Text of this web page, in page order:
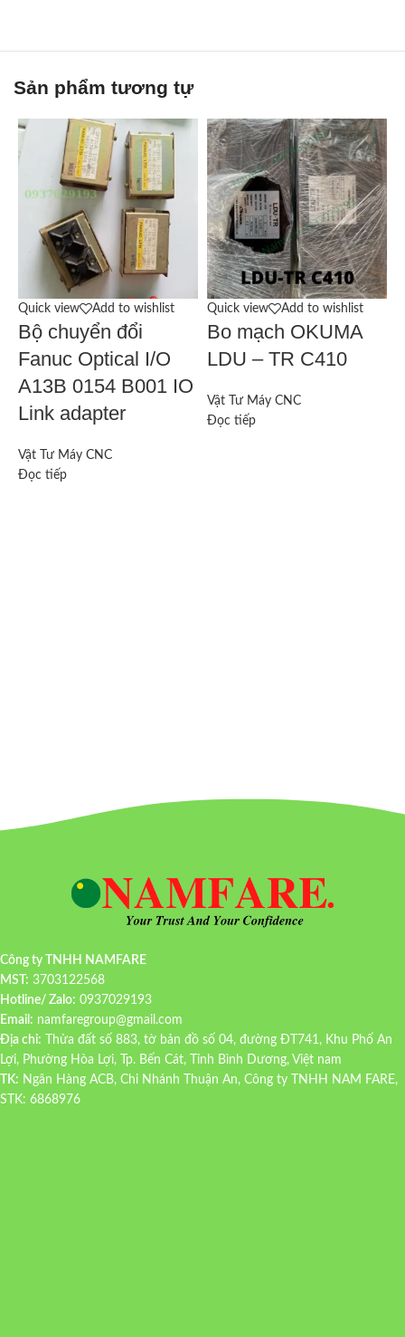
Sản phẩm tương tự
Quick view Add to wishlist
Bộ chuyển đổi
Fanuc Optical I/O
A13B 0154 B001 IO
Link adapter
Vật Tư Máy CNC
Đọc tiếp
Quick view Add to wishlist
Bo mạch OKUMA
LDU – TR C410
Vật Tư Máy CNC
Đọc tiếp
Công ty TNHH NAMFARE
MST: 3703122568
Hotline/ Zalo: 0937029193
Email: namfaregroup@gmail.com
Địa chỉ: Thửa đất số 883, tờ bản đồ số 04, đường ĐT741, Khu Phố An
Lợi, Phường Hòa Lợi, Tp. Bến Cát, Tỉnh Bình Dương, Việt nam
TK: Ngân Hàng ACB, Chi Nhánh Thuận An, Công ty TNHH NAM FARE,
STK: 6868976